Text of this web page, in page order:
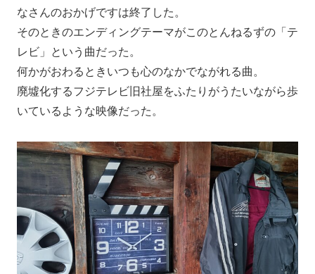
なさんのおかげですは終了した。
そのときのエンディングテーマがこのとんねるずの「テ
レビ」という曲だった。
何かがおわるときいつも心のなかでながれる曲。
廃墟化するフジテレビ旧社屋をふたりがうたいながら歩
いているような映像だった。